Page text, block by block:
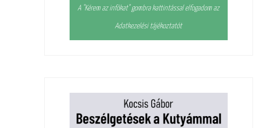
A "Kérem az infókat" gombra kattintással elfogadom az
Adatkezelési tájékoztatót